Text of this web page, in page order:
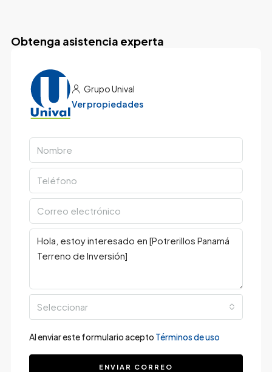
Obtenga asistencia experta
Grupo Unival
Ver propiedades
Seleccionar
Al enviar este formulario acepto Términos de uso
ENVIAR CORREO